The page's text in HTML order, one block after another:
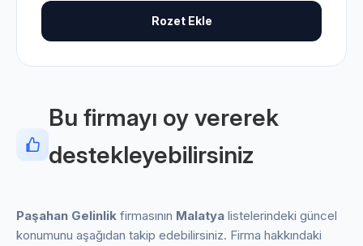
Rozet Ekle
Bu firmayı oy vererek
destekleyebilirsiniz
Paşahan Gelinlik firmasının Malatya listelerindeki güncel
konumunu aşağıdan takip edebilirsiniz. Firma hakkındaki